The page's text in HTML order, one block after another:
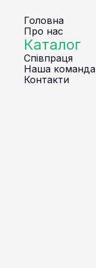
Головна
Про нас
Каталог
Співпраця
Наша команда
Контакти